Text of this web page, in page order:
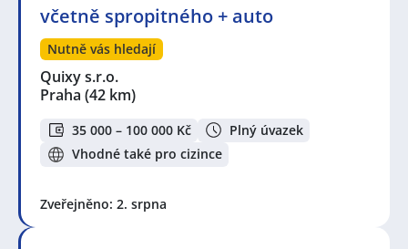
včetně spropitného + auto
Nutně vás hledají
Quixy s.r.o.
Praha (42 km)
35 000 – 100 000 Kč
Plný úvazek
Vhodné také pro cizince
Zveřejněno: 2. srpna